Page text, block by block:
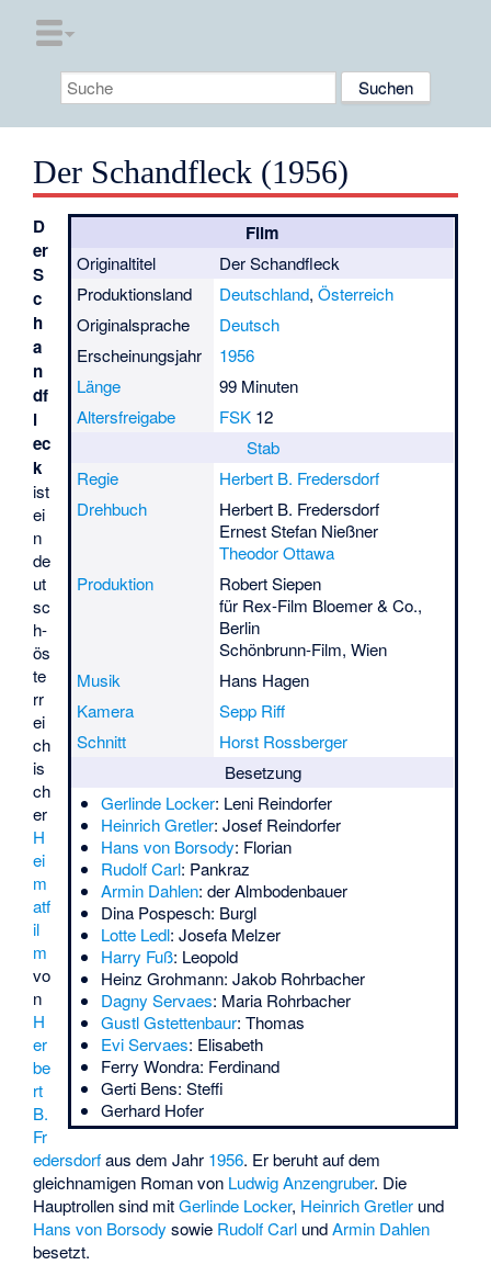
Der Schandfleck (1956)
Film
Originaltitel
Der Schandfleck
Produktionsland
Deutschland, Österreich
Originalsprache
Deutsch
Erscheinungsjahr
1956
Länge
99 Minuten
Altersfreigabe
FSK12
Stab
Regie
Herbert B. Fredersdorf
Drehbuch
Herbert B. Fredersdorf
Ernest Stefan Nießner
Theodor Ottawa
Produktion
Robert Siepen
für Rex-Film Bloemer & Co.,
Berlin
Schönbrunn-Film, Wien
Musik
Hans Hagen
Kamera
Sepp Riff
Schnitt
Horst Rossberger
Besetzung
Gerlinde Locker: Leni Reindorfer
Heinrich Gretler: Josef Reindorfer
Hans von Borsody: Florian
Rudolf Carl: Pankraz
Armin Dahlen: der Almbodenbauer
Dina Pospesch: Burgl
Lotte Ledl: Josefa Melzer
Harry Fuß: Leopold
Heinz Grohmann: Jakob Rohrbacher
Dagny Servaes: Maria Rohrbacher
Gustl Gstettenbaur: Thomas
Evi Servaes: Elisabeth
Ferry Wondra: Ferdinand
Gerti Bens: Steffi
Gerhard Hofer
D
er
S
c
h
a
n
df
l
ec
k
ist
ei
n
de
ut
sc
h-
ös
te
rr
ei
ch
is
ch
er
H
ei
m
atf
il
m
vo
n
H
er
be
rt
B.
Fr
edersdorfaus dem Jahr 1956. Er beruht auf dem
gleichnamigen Romanvon Ludwig Anzengruber. Die
Hauptrollen sind mitGerlinde Locker, Heinrich Gretler und
Hans von Borsody sowie Rudolf Carl undArmin Dahlen
besetzt.